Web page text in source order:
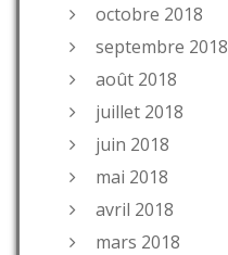
octobre 2018
septembre 2018
août 2018
juillet 2018
juin 2018
mai 2018
avril 2018
mars 2018